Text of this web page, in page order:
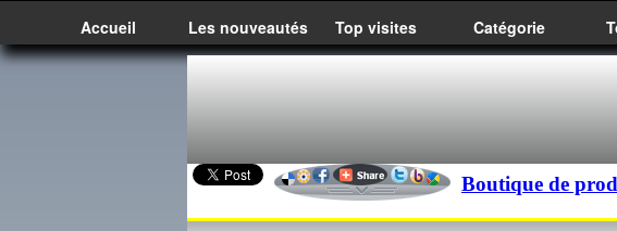
Accueil Les nouveautés Top visites Catégorie
Boutique de